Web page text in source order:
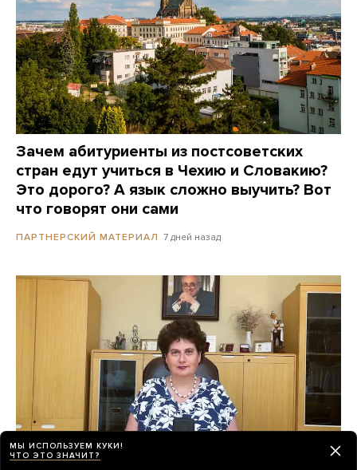
Зачем абитуриенты из постсоветских
стран едут учиться в Чехию и Словакию?
Это дорого? А язык сложно выучить? Вот
что говорят они сами
ПАРТНЕРСКИЙ МАТЕРИАЛ 7 дней назад
МЫ ИСПОЛЬЗУЕМ КУКИ!
ЧТО ЭТО ЗНАЧИТ?